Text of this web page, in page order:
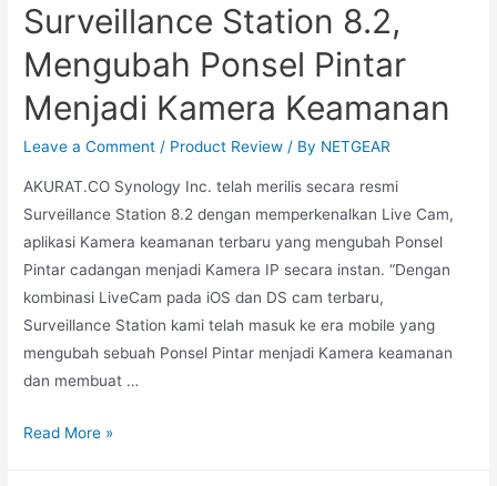
Surveillance Station 8.2,
Mengubah Ponsel Pintar
Menjadi Kamera Keamanan
Leave a Comment / Product Review / By NETGEAR
AKURAT.CO Synology Inc. telah merilis secara resmi
Surveillance Station 8.2 dengan memperkenalkan Live Cam,
aplikasi Kamera keamanan terbaru yang mengubah Ponsel
Pintar cadangan menjadi Kamera IP secara instan. “Dengan
kombinasi LiveCam pada iOS dan DS cam terbaru,
Surveillance Station kami telah masuk ke era mobile yang
mengubah sebuah Ponsel Pintar menjadi Kamera keamanan
dan membuat …
Read More »